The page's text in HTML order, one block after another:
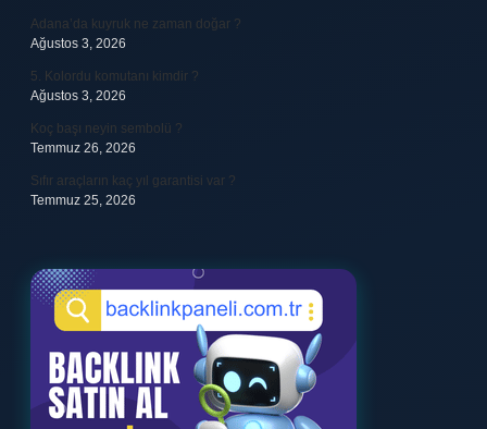
Adana’da kuyruk ne zaman doğar ?
Ağustos 3, 2026
5. Kolordu komutanı kimdir ?
Ağustos 3, 2026
Koç başı neyin sembolü ?
Temmuz 26, 2026
Sıfır araçların kaç yıl garantisi var ?
Temmuz 25, 2026